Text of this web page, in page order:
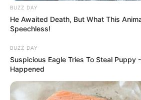
BUZZ DAY
He Awaited Death, But What This
Speechless!
BUZZ DAY
Suspicious Eagle Tries To Steal Puppy
Happened